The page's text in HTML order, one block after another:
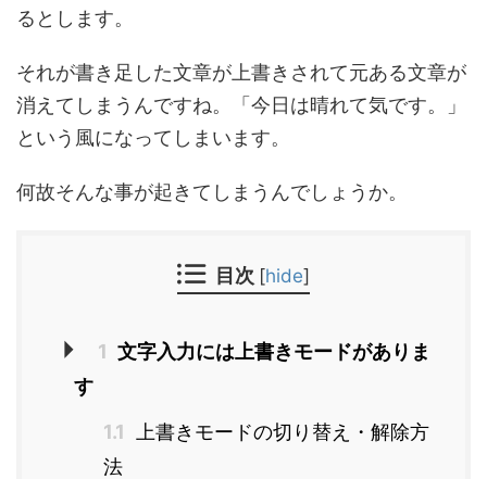
るとします。
それが書き足した文章が上書きされて元ある文章が
消えてしまうんですね。「今日は晴れて気です。」
という風になってしまいます。
何故そんな事が起きてしまうんでしょうか。
目次 [hide]
1 文字入力には上書きモードがありま
す
1.1
上書きモードの切り替え・解除方
法